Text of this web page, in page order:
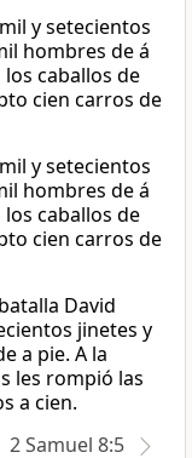
y setecientos
hombres de á
caballos de
cien carros de
y setecientos
hombres de á
caballos de
cien carros de
David
jinetes y
a pie. A la
les rompió las
a cien.
2 Samuel 8:5